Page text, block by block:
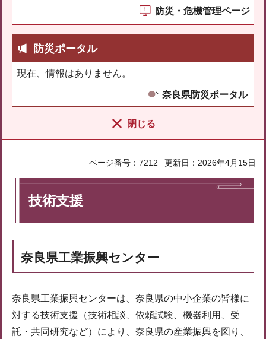
防災・危機管理ページ
防災ポータル
現在、情報はありません。
奈良県防災ポータル
閉じる
ページ番号：7212 更新日：2026年4月15日
技術支援
奈良県工業振興センター
奈良県工業振興センターは、奈良県の中小企業の皆様に
対する技術支援（技術相談、依頼試験、機器利用、受
託・共同研究など）により、奈良県の産業振興を図り、